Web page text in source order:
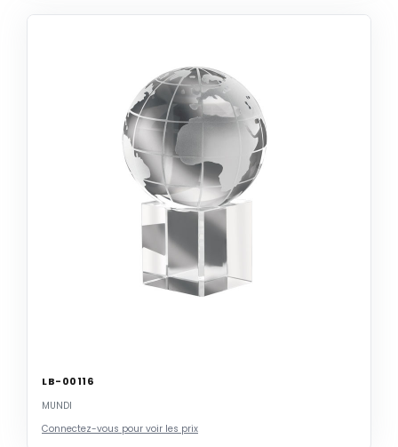
LB-00116
MUNDI
Connectez-vous pour voir les prix